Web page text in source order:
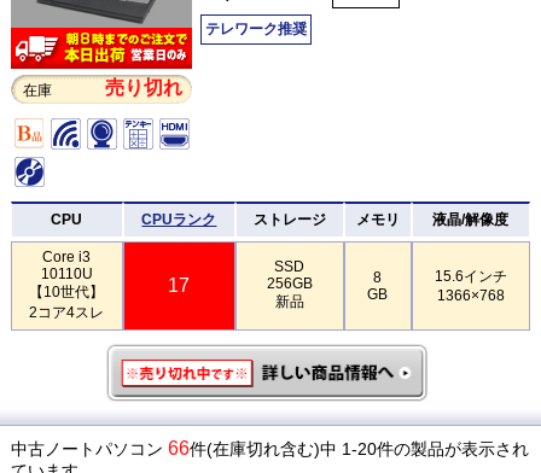
在庫 売り切れ
テレワーク推奨
CPU CPUランク ストレージ メモリ 液晶/解像度
Core i3
10110U
【10世代】
2コア4スレ
17
SSD
256GB
新品
8
GB
15.6インチ
1366×768
中古ノートパソコン 66件(在庫切れ含む)中 1-20件の製品が表示され